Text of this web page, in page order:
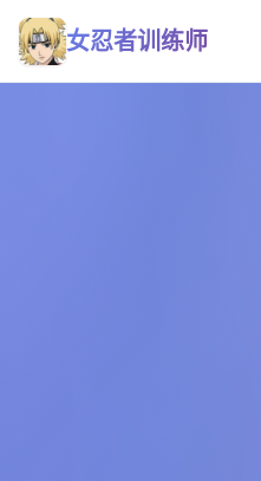
女忍者训练师